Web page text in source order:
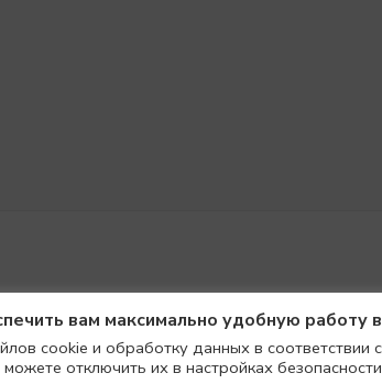
вам максимально удобную работу
cookie и обработку данных в соответствии с
отключить их в настройках безопасности